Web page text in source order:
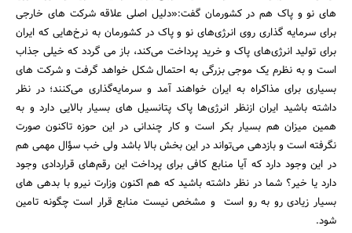
های نو و پاک هم در کشورمان گفت:«دلیل اصلی علاقه شرکت های خارجی
برای سرمایه گذاری روی انرژی‌های نو و پاک در کشورمان به نرخ‌هایی که ایران
برای تولید انرژی‌های پاک و خرید پرداخت می‌کند، باز می گردد که خیلی جذاب
است و به نظرم یک موجی بزرگی به ‌احتمال شکل خواهد گرفت و شرکت های
بسیاری برای مذاکراه به ایران خواهند آمد و سرمایه‌گذاری می‌کنند؛ در نظر
داشته باشید ایران ازنظر انرژی‌ها پاک پتانسیل های بسیار بالایی دارد و به
همین میزان هم بسیار بکر است و کار چندانی در این حوزه تاکنون صورت
نگرفته است و بازدهی می‌تواند در این بخش بالا باشد ولی خب سؤال مهمی هم
در این وجود دارد که آیا منابع کافی برای پرداخت این رقم‌های قراردادی وجود
دارد یا خیر؟ شما در نظر داشته باشید که هم اکنون وزارت نیرو با بدهی های
بسیار زیادی رو به رو است و مشخص نیست منابع قرار است چگونه تامین
شود.